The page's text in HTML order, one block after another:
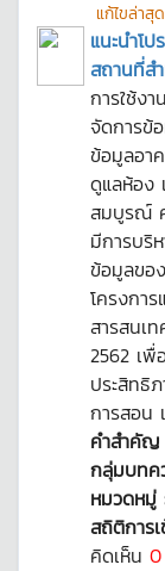
แก้ไขล่าสุ
แนะนำโป
สถานที่ส
การใช้ง
จัดการข้
ข้อมูลอา
ดูแลห้อง
สมบูรณ์
มีการบริ
ข้อมูลขอ
โครงกา
สารสนเ
2562 เพื่
ประสิทธิ
การสอน
คำสำคัญ
กลุ่มบทค
หมวดหมู่
สถิติการ
คิดเห็น 0